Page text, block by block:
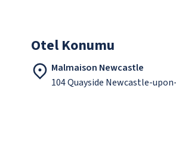
Otel Konumu
Malmaison Newcastle
104 Quayside Newcastle-